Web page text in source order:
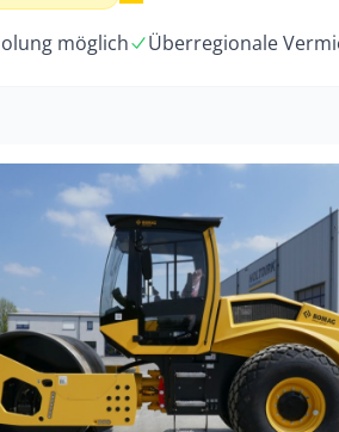
möglich Überregionale